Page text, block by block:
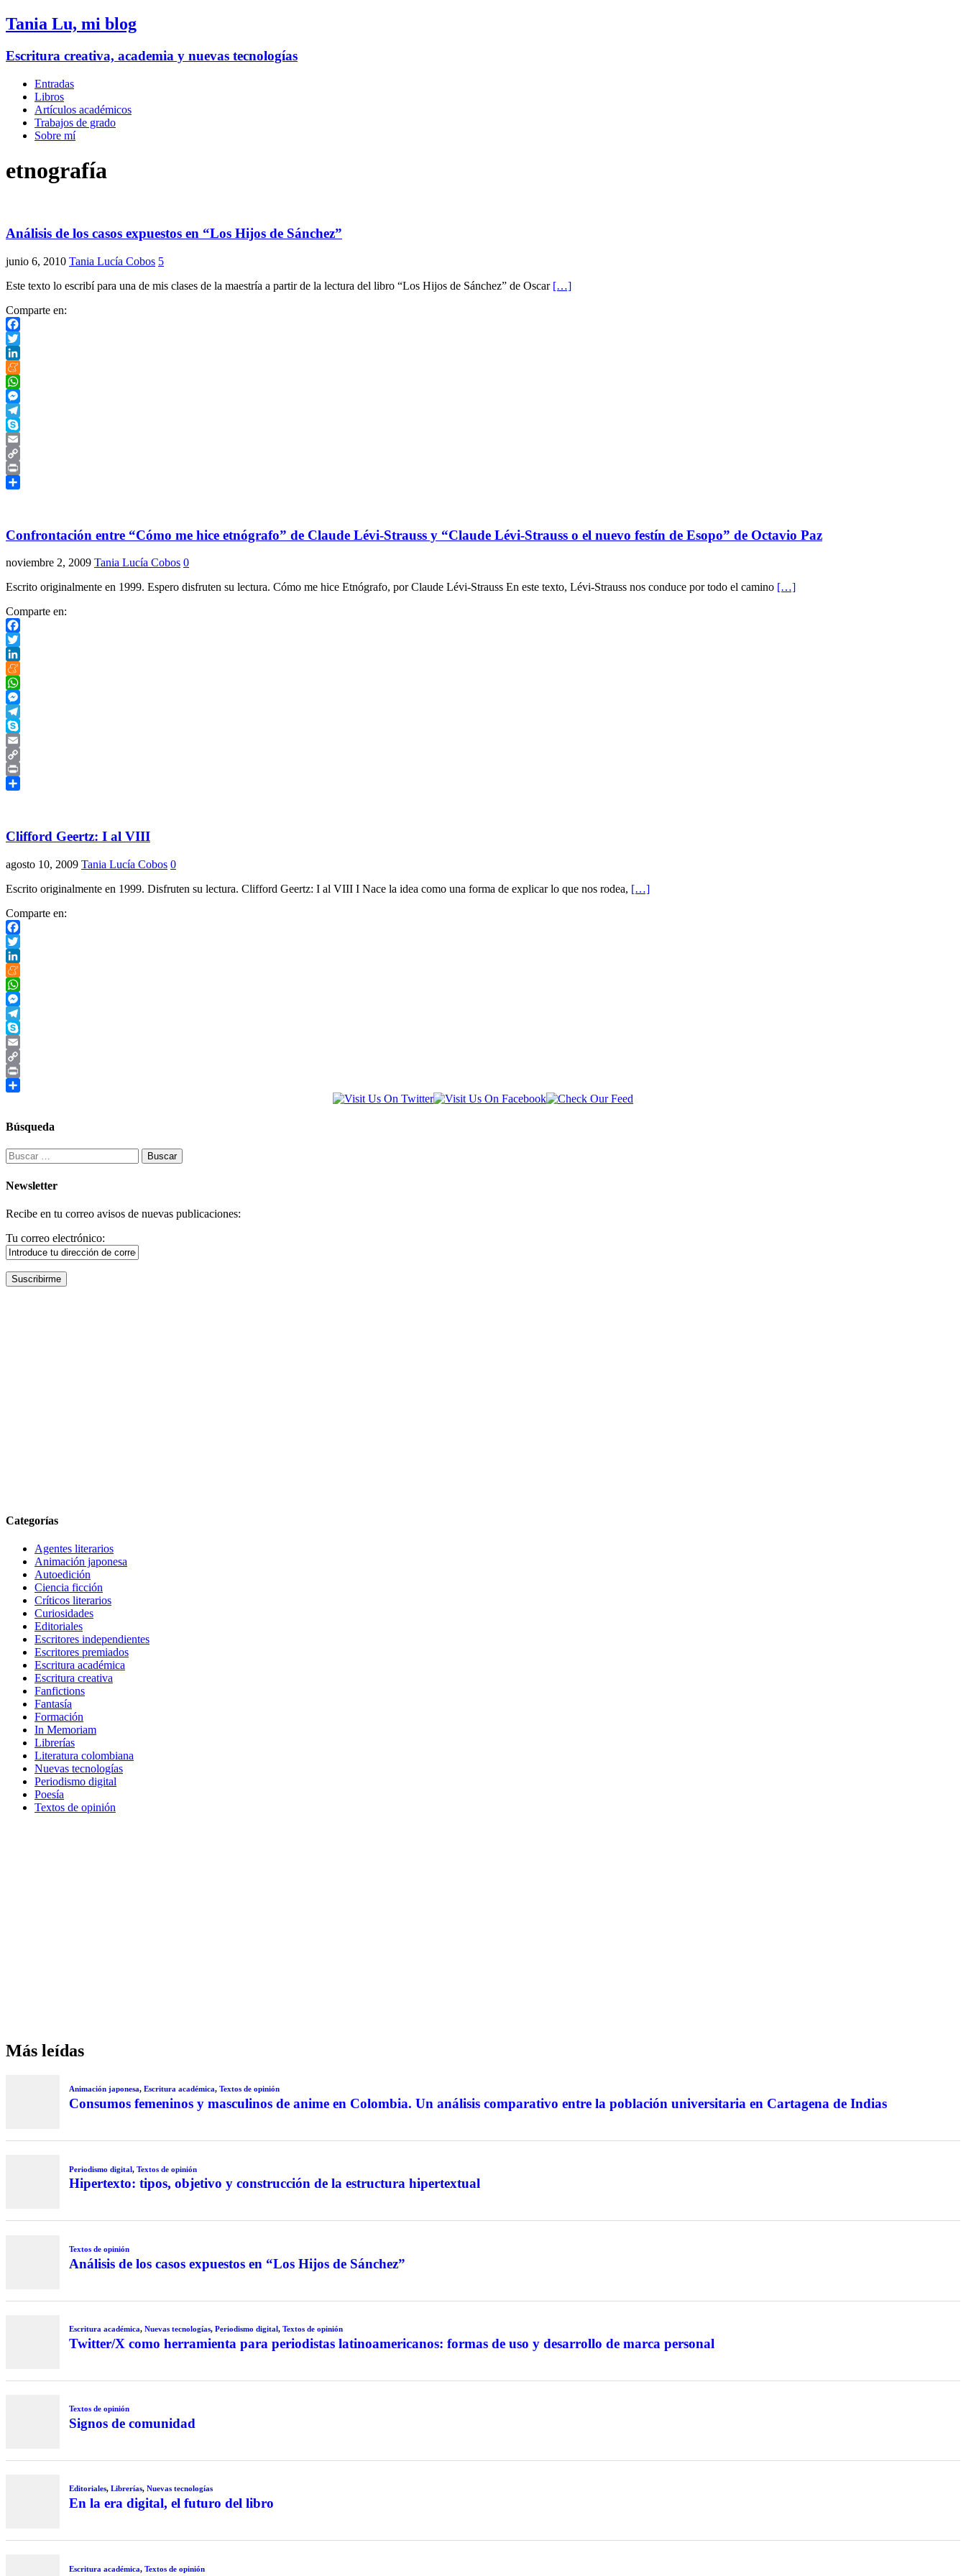
Tania Lu, mi blog
Escritura creativa, academia y nuevas tecnologías
Entradas
Libros
Artículos académicos
Trabajos de grado
Sobre mí
etnografía
Análisis de los casos expuestos en “Los Hijos de Sánchez”
junio 6, 2010 Tania Lucía Cobos 5
Este texto lo escribí para una de mis clases de la maestría a partir de la lectura del libro “Los Hijos de Sánchez” de Oscar […]
Comparte en:
Facebook
Twitter
LinkedIn
Meneame
WhatsApp
Messenger
Telegram
Skype
Email
Copy
Link
Print
Confrontación entre “Cómo me hice etnógrafo” de Claude Lévi-Strauss y “Claude Lévi-Strauss o el nuevo festín de Esopo” de Octavio Paz
noviembre 2, 2009 Tania Lucía Cobos 0
Escrito originalmente en 1999. Espero disfruten su lectura. Cómo me hice Etnógrafo, por Claude Lévi-Strauss En este texto, Lévi-Strauss nos conduce por todo el camino […]
Comparte en:
Facebook
Twitter
LinkedIn
Meneame
WhatsApp
Messenger
Telegram
Skype
Email
Copy
Link
Print
Clifford Geertz: I al VIII
agosto 10, 2009 Tania Lucía Cobos 0
Escrito originalmente en 1999. Disfruten su lectura. Clifford Geertz: I al VIII I Nace la idea como una forma de explicar lo que nos rodea, […]
Comparte en:
Facebook
Twitter
LinkedIn
Meneame
WhatsApp
Messenger
Telegram
Skype
Email
Copy
Link
Print
Búsqueda
Buscar:
Newsletter
Recibe en tu correo avisos de nuevas publicaciones:
Tu correo electrónico:
Categorías
Agentes literarios
Animación japonesa
Autoedición
Ciencia ficción
Críticos literarios
Curiosidades
Editoriales
Escritores independientes
Escritores premiados
Escritura académica
Escritura creativa
Fanfictions
Fantasía
Formación
In Memoriam
Librerías
Literatura colombiana
Nuevas tecnologías
Periodismo digital
Poesía
Textos de opinión
Más leídas
Animación japonesa, Escritura académica, Textos de opinión
Consumos femeninos y masculinos de anime en Colombia. Un análisis comparativo entre la población universitaria en Cartagena de Indias
Periodismo digital, Textos de opinión
Hipertexto: tipos, objetivo y construcción de la estructura hipertextual
Textos de opinión
Análisis de los casos expuestos en “Los Hijos de Sánchez”
Escritura académica, Nuevas tecnologías, Periodismo digital, Textos de opinión
Twitter/X como herramienta para periodistas latinoamericanos: formas de uso y desarrollo de marca personal
Textos de opinión
Signos de comunidad
Editoriales, Librerías, Nuevas tecnologías
En la era digital, el futuro del libro
Escritura académica, Textos de opinión